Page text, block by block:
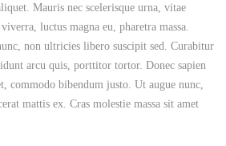
Mauris nec scelerisque urna, vitae
luctus magna eu, pharetra massa.
non ultricies libero suscipit sed. Curabitur
arcu quis, porttitor tortor. Donec sapien
commodo bibendum justo. Ut augue nunc,
mattis ex. Cras molestie massa sit amet